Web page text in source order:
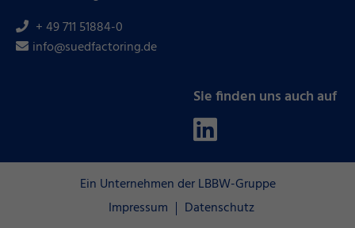
+ 49 711 51884-0
info@suedfactoring.de
Sie finden uns auch auf
Ein Unternehmen der LBBW-Gruppe
Impressum
Datenschutz